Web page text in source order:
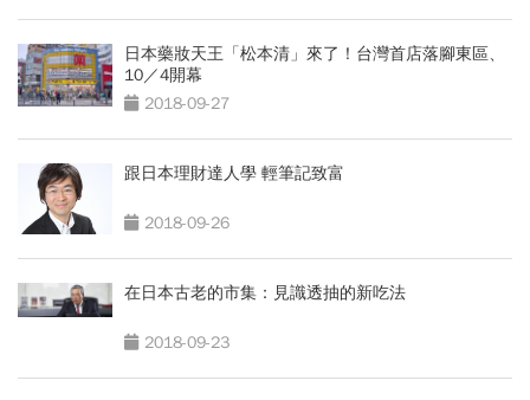
日本藥妝天王「松本清」來了！台灣首店落腳東區、
10／4開幕
2018-09-27
跟日本理財達人學 輕筆記致富
2018-09-26
在日本古老的市集：見識透抽的新吃法
2018-09-23